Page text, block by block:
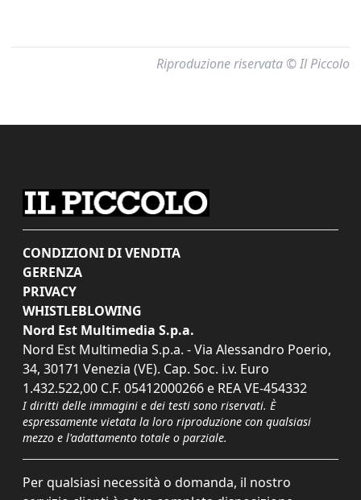
Riproduzione riservata © Il Piccolo
CONDIZIONI DI VENDITA
GERENZA
PRIVACY
WHISTLEBLOWING
Nord Est Multimedia S.p.a.
Nord Est Multimedia S.p.a. - Via Alessandro Poerio,
34, 30171 Venezia (VE). Cap. Soc. i.v. Euro
1.432.522,00 C.F. 05412000266 e REA VE-454332
I diritti delle immagini e dei testi sono riservati. È
espressamente vietata la loro riproduzione con qualsiasi
mezzo e l'adattamento totale o parziale.
Per qualsiasi necessità o domanda, il nostro